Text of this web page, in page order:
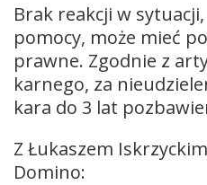
Brak reakcji w
pomocy, może mieć
prawne. Zgodnie z
karnego, za
kara do 3 lat
Z Łukaszem
Domino: